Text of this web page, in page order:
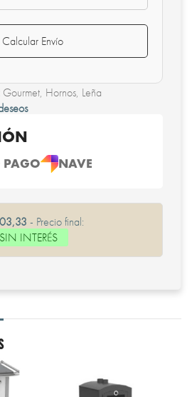
Calcular Envío
Gourmet, Hornos, Leña
PAGO NAVE
- Precio final:
SIN INTERÉS